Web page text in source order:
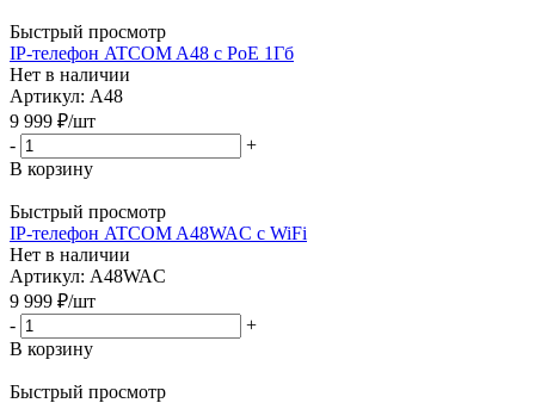
Быстрый просмотр
IP-телефон ATCOM A48 с PoE 1Гб
Нет в наличии
Артикул: A48
9 999 ₽/шт
-
+
В корзину
Быстрый просмотр
IP-телефон ATCOM A48WAC с WiFi
Нет в наличии
Артикул: A48WAC
9 999 ₽/шт
-
+
В корзину
Быстрый просмотр